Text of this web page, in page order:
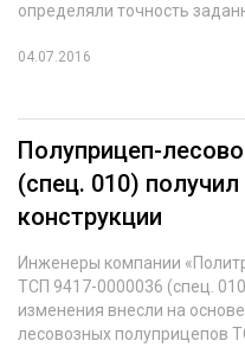
определяли точность
04.07.2016
Полуприцеп-
(спец. 010)
конструкции
Инженеры компании
ТСП 9417-0000036 (спец.
изменения внесли на
лесовозных полуприцепов